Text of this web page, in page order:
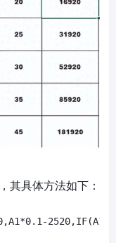
其具体方法如下：